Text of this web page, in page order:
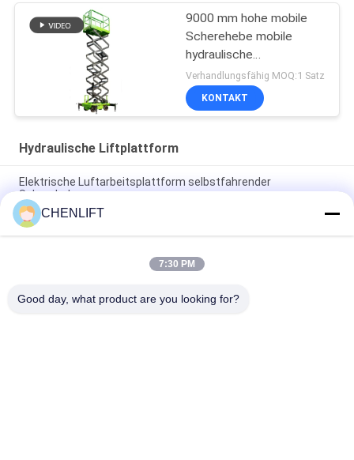
9000 mm hohe mobile
Scherehebe mobile
hydraulische
Hebeplattform zur
Reinigung
Verhandlungsfähig MOQ:1 Satz
KONTAKT
Hydraulische Liftplattform
Elektrische Luftarbeitsplattform selbstfahrender
Schereheber
10m Hydraulische Liftplattform Elektrische selbstfahrende
Schere Lift mit Erweiterungsplattform 450Kg Belastung
10 Meter Hydraulische Aufzugsplattform Aluminium-
CHENLIFT
7:30 PM
Good day, what product are you looking for?